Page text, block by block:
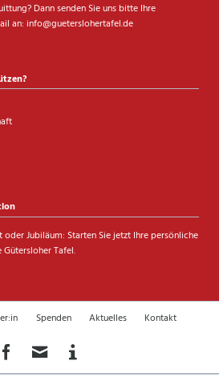
Dann senden Sie uns bitte Ihre
an: info@gueterslohertafel.de
Jubiläum: Starten Sie jetzt Ihre persönliche
Tafel.
Spenden Aktuelles Kontakt